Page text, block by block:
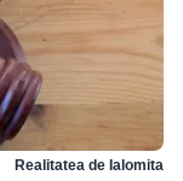
Realitatea de Ialomita